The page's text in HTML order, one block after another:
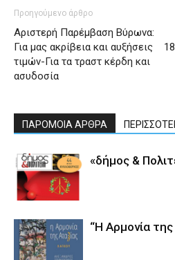
Προηγούμενο άρθρο
Αριστερή Παρέμβαση Βύρωνα:
Για μας ακρίβεια και αυξήσεις
τιμών-Για τα τραστ κέρδη και
ασυδοσία
ΠΑΡΟΜΟΙΑ ΑΡΘΡΑ
«δήμος &
“Η Αρμονία